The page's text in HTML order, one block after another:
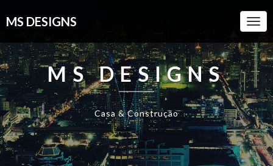
MS DESIGNS
MS DESIGNS
Casa & Construção